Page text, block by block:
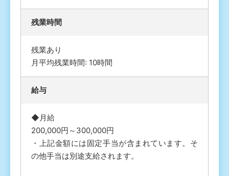
残業時間
残業あり
月平均残業時間: 10時間
給与
◆月給
200,000円～300,000円
・上記金額には固定手当が含まれています。そ
の他手当は別途支給されます。